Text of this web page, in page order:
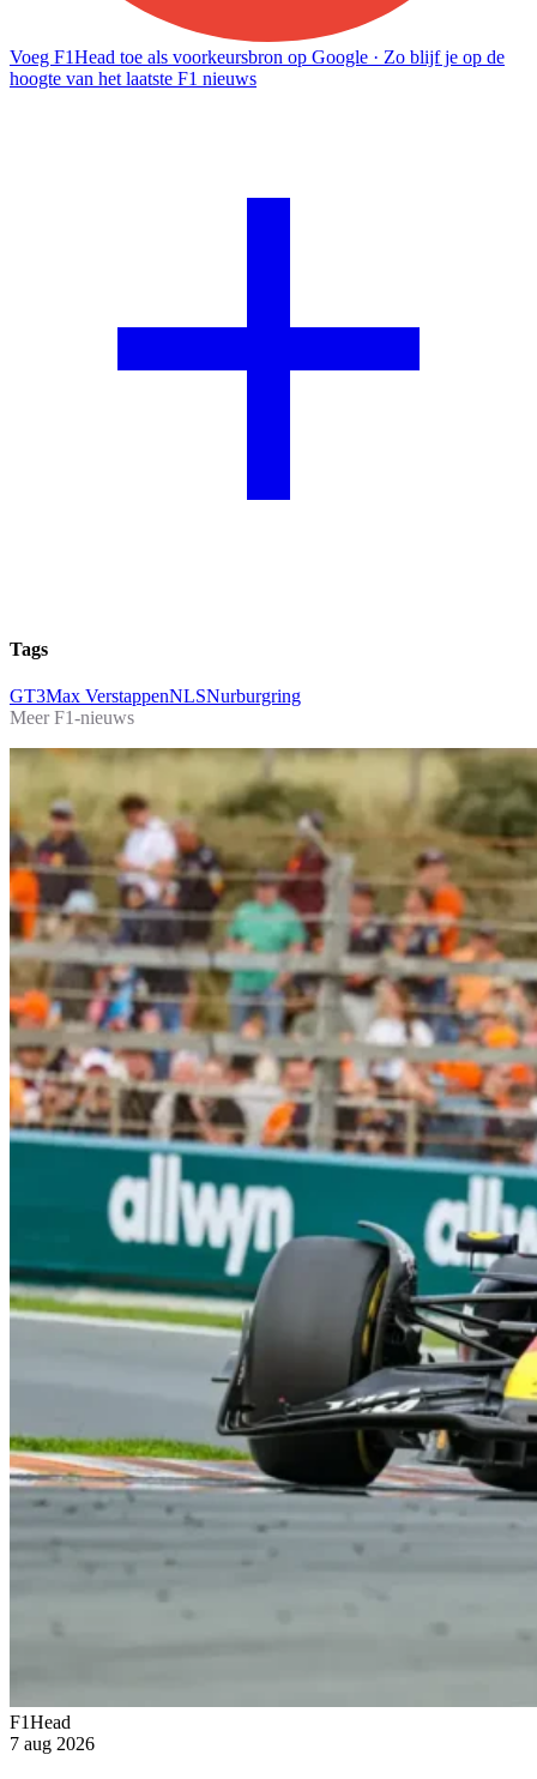
Voeg F1Head toe als voorkeursbron op Google · Zo blijf je op de
hoogte van het laatste F1 nieuws
Tags
GT3Max VerstappenNLSNurburgring
Meer F1-nieuws
F1Head
7 aug 2026